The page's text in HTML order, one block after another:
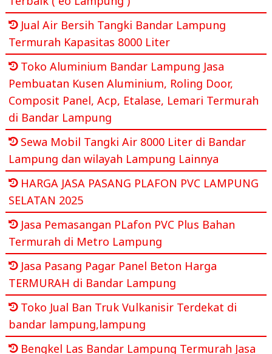
Jual Air Bersih Tangki Bandar Lampung
Termurah Kapasitas 8000 Liter
Toko Aluminium Bandar Lampung Jasa
Pembuatan Kusen Aluminium, Roling Door,
Composit Panel, Acp, Etalase, Lemari Termurah
di Bandar Lampung
Sewa Mobil Tangki Air 8000 Liter di Bandar
Lampung dan wilayah Lampung Lainnya
HARGA JASA PASANG PLAFON PVC LAMPUNG
SELATAN 2025
Jasa Pemasangan PLafon PVC Plus Bahan
Termurah di Metro Lampung
Jasa Pasang Pagar Panel Beton Harga
TERMURAH di Bandar Lampung
Toko Jual Ban Truk Vulkanisir Terdekat di
bandar lampung,lampung
Bengkel Las Bandar Lampung Termurah Jasa